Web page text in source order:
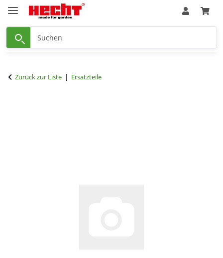
Zurück zur Liste Ersatzteile